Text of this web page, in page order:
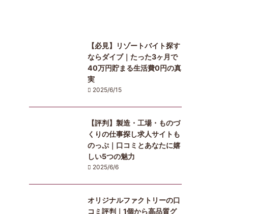
【必見】リゾートバイト探す
ならダイブ｜たった3ヶ月で
40万円貯まる生活費0円の真
実
2025/6/15
【評判】製造・工場・ものづ
くりの仕事探し求人サイトも
のっぷ｜口コミとあなたに嬉
しい5つの魅力
2025/6/6
オリジナルファクトリーの口
コミ評判｜1個から高品質グ